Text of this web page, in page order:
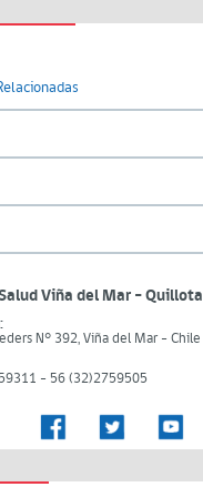
Viña del Mar – Quillota
N° 392, Viña del Mar - Chile
- 56 (32)2759505